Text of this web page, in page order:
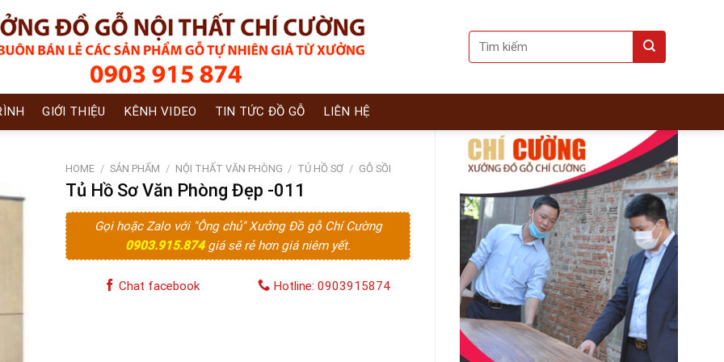
Search
for:
GIỚI THIỆU KÊNH VIDEO TIN TỨC ĐỒ GỖ LIÊN HỆ
HOME / SẢN PHẨM / NỘI THẤT VĂN PHÒNG / TỦ HỒ SƠ / GỖ SỒI
Tủ Hồ Sơ Văn Phòng Đẹp -011
Gọi hoặc Zalo với "Ông chủ" Xưởng Đồ gỗ Chí Cường
0903.915.874 giá sẽ rẻ hơn giá niêm yết.
Chat facebook Hotline: 0903915874